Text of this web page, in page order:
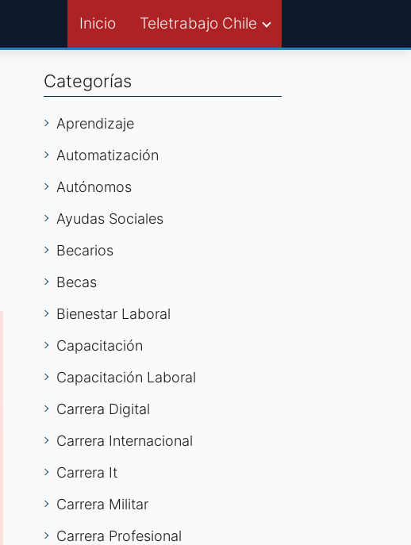
Inicio Teletrabajo Chile
Categorías
Aprendizaje
Automatización
Autónomos
Ayudas Sociales
Becarios
Becas
Bienestar Laboral
Capacitación
Capacitación Laboral
Carrera Digital
Carrera Internacional
Carrera It
Carrera Militar
Carrera Profesional